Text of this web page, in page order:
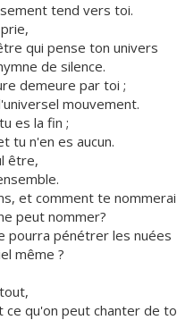
tend vers toi.
qui pense ton univers
de silence.
demeure par toi ;
mouvement.
es la fin ;
tu n'en es aucun.
être,
et comment te
peut nommer?
pourra pénétrer les nuées
même ?
qu'on peut chanter de